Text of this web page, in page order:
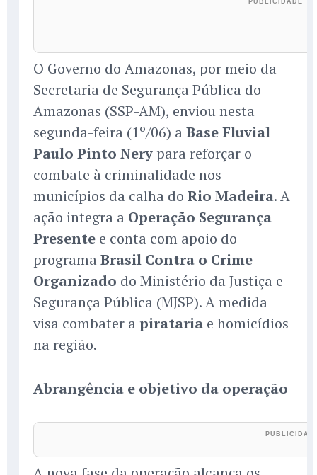
O Governo do Amazonas, por meio da
Secretaria de Segurança Pública do
Amazonas (SSP-AM), enviou nesta
segunda-feira (1º/06) a Base Fluvial
Paulo Pinto Nery para reforçar o
combate à criminalidade nos
municípios da calha do Rio Madeira. A
ação integra a Operação Segurança
Presente e conta com apoio do
programa Brasil Contra o Crime
Organizado do Ministério da Justiça e
Segurança Pública (MJSP). A medida
visa combater a pirataria e homicídios
na região.
Abrangência e objetivo da operação